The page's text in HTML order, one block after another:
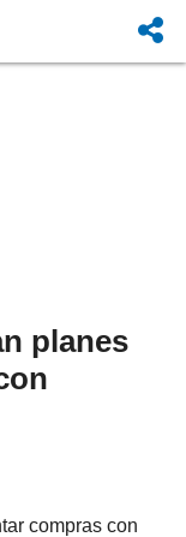
planes
compras con